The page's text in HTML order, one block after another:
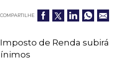
COMPARTILHE
de Renda subirá